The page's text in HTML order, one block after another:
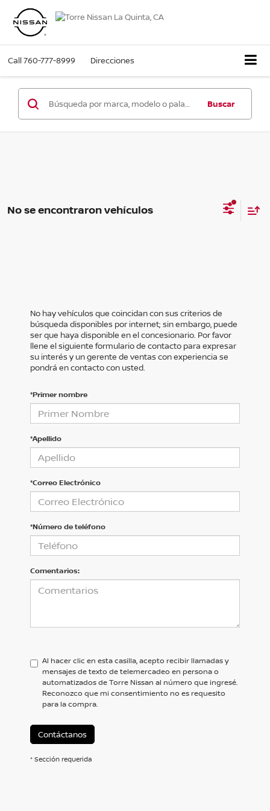
Call760-777-8999 Direcciones
Buscar
No se encontraron vehículos
No hay vehículos que coincidan con sus criterios de
búsqueda disponibles por internet; sin embargo, puede
ser que haya disponible en el concesionario. Por favor
llene el siguiente formulario de contacto para expresar
su interés y un gerente de ventas con experiencia se
pondrá en contacto con usted.
*Primer nombre
*Apellido
*Correo Electrónico
*Número de teléfono
Comentarios:
Al hacer clic en esta casilla, acepto recibir llamadas y
mensajes de texto de telemercadeo en persona o
automatizados de Torre Nissan al número que ingresé.
Reconozco que mi consentimiento no es requesito
para la compra.
Contáctanos
* Sección requerida